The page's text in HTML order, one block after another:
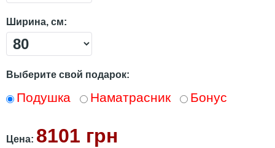
Ширина, см:
Выберите свой подарок:
Подушка Наматрасник Бонус
Цена: 8101 грн